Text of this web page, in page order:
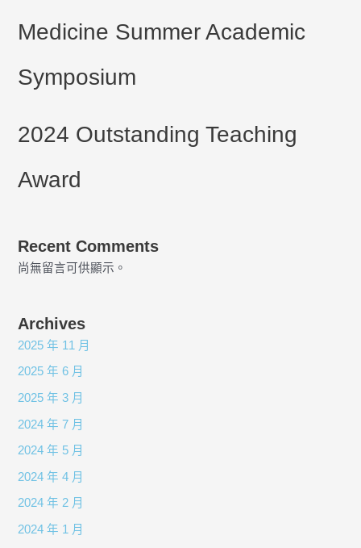
Medicine Summer Academic
Symposium
2024 Outstanding Teaching
Award
Recent Comments
尚無留言可供顯示。
Archives
2025 年 11 月
2025 年 6 月
2025 年 3 月
2024 年 7 月
2024 年 5 月
2024 年 4 月
2024 年 2 月
2024 年 1 月